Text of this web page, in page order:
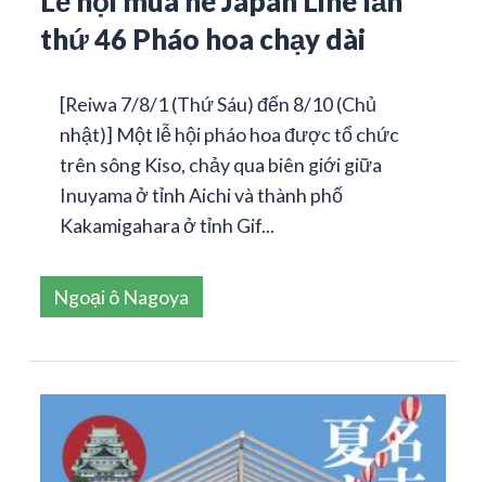
thứ 46 Pháo hoa chạy dài
[Reiwa 7/8/1 (Thứ Sáu) đến 8/10 (Chủ
nhật)] Một lễ hội pháo hoa được tổ chức
trên sông Kiso, chảy qua biên giới giữa
Inuyama ở tỉnh Aichi và thành phố
Kakamigahara ở tỉnh Gif...
Ngoại ô Nagoya